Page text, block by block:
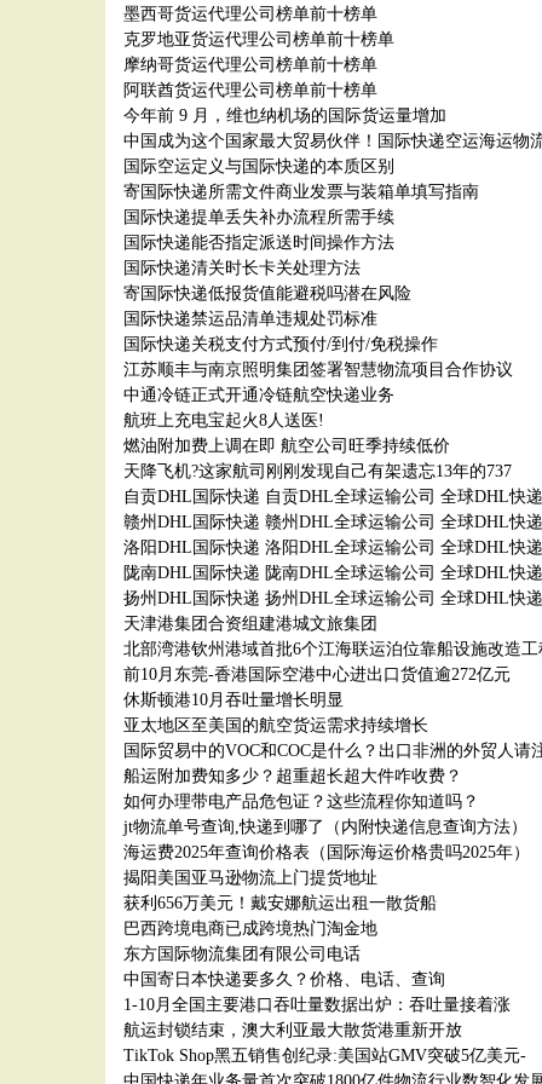
墨西哥货运代理公司榜单前十榜单
克罗地亚货运代理公司榜单前十榜单
摩纳哥货运代理公司榜单前十榜单
阿联酋货运代理公司榜单前十榜单
今年前 9 月，维也纳机场的国际货运量增加
中国成为这个国家最大贸易伙伴！国际快递空运海运物
国际空运定义与国际快递的本质区别
寄国际快递所需文件商业发票与装箱单填写指南
国际快递提单丢失补办流程所需手续
国际快递能否指定派送时间操作方法
国际快递清关时长卡关处理方法
寄国际快递低报货值能避税吗潜在风险
国际快递禁运品清单违规处罚标准
国际快递关税支付方式预付/到付/免税操作
江苏顺丰与南京照明集团签署智慧物流项目合作协议
中通冷链正式开通冷链航空快递业务
航班上充电宝起火8人送医!
燃油附加费上调在即 航空公司旺季持续低价
天降飞机?这家航司刚刚发现自己有架遗忘13年的737
自贡DHL国际快递 自贡DHL全球运输公司 全球DHL快递
赣州DHL国际快递 赣州DHL全球运输公司 全球DHL快递
洛阳DHL国际快递 洛阳DHL全球运输公司 全球DHL快递
陇南DHL国际快递 陇南DHL全球运输公司 全球DHL快递
扬州DHL国际快递 扬州DHL全球运输公司 全球DHL快递
天津港集团合资组建港城文旅集团
北部湾港钦州港域首批6个江海联运泊位靠船设施改造
前10月东莞-香港国际空港中心进出口货值逾272亿元
休斯顿港10月吞吐量增长明显
亚太地区至美国的航空货运需求持续增长
国际贸易中的VOC和COC是什么？出口非洲的外贸人请
船运附加费知多少？超重超长超大件咋收费？
如何办理带电产品危包证？这些流程你知道吗？
jt物流单号查询,快递到哪了（内附快递信息查询方法）
海运费2025年查询价格表（国际海运价格贵吗2025年）
揭阳美国亚马逊物流上门提货地址
获利656万美元！戴安娜航运出租一散货船
巴西跨境电商已成跨境热门淘金地
东方国际物流集团有限公司电话
中国寄日本快递要多久？价格、电话、查询
1-10月全国主要港口吞吐量数据出炉：吞吐量接着涨
航运封锁结束，澳大利亚最大散货港重新开放
TikTok Shop黑五销售创纪录:美国站GMV突破5亿美元-